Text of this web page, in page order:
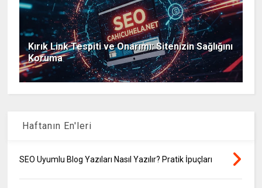
Kırık Link Tespiti ve Onarımı: Sitenizin Sağlığını
Koruma
Haftanın En'leri
SEO Uyumlu Blog Yazıları Nasıl Yazılır? Pratik İpuçları